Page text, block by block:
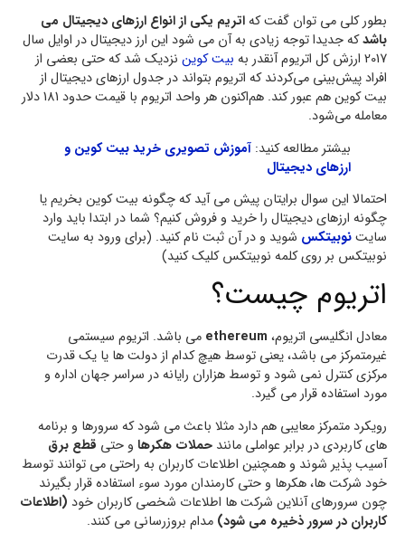
بطور کلی می توان گفت کهاتریم یکی از انواع ارزهای دیجیتال می
باشدکه جدیدا توجه زیادی به آن می شود این ارز دیجیتال در اوایل سال
2017 ارزش کل اتریوم آنقدر به
بیت کویننزدیک شد که حتی بعضی از
افراد پیش‌بینی می‌کردند که اتریوم بتواند در جدول ارزهای دیجیتال از
بیت کوین هم عبور کند. هم‌اکنون هر واحد اتریوم با قیمت حدود 181 دلار
معامله می‌شود.
بیشتر مطالعه کنید:آموزش تصویری خرید بیت کوین و
ارزهای دیجیتال
احتمالا این سوال برایتان پیش می آید که چگونه بیت کوین بخریم یا
چگونه ارزهای دیجیتال را خرید و فروش کنیم؟ شما در ابتدا باید وارد
سایتنوبیتکسشوید و در آن ثبت نام کنید. (برای ورود به سایت
نوبیتکس بر روی کلمه نوبیتکس کلیک کنید)
اتریوم چیست؟
معادل انگلیسی اتریوم،ethereumمی باشد. اتریوم سیستمی
غیرمتمرکز می باشد، یعنی توسط هیچ کدام از دولت ها یا یک قدرت
مرکزی کنترل نمی شود و توسط هزاران رایانه در سراسر جهان اداره و
مورد استفاده قرار می گیرد.
رویکرد متمرکز معایبی هم دارد مثلا باعث می شود که سرورها و برنامه
های کاربردی در برابر عواملی مانندحملات هکرهاو حتیقطع برق
آسیب پذیر شوند و همچنین اطلاعات کاربران به راحتی می توانند توسط
خود شرکت ها، هکرها و حتی کارمندان مورد سوء استفاده قرار بگیرند
چون سرورهای آنلاین شرکت ها اطلاعات شخصی کاربران خود(اطلاعات
کاربران در سرور ذخیره می شود)مدام بروزرسانی می کنند.